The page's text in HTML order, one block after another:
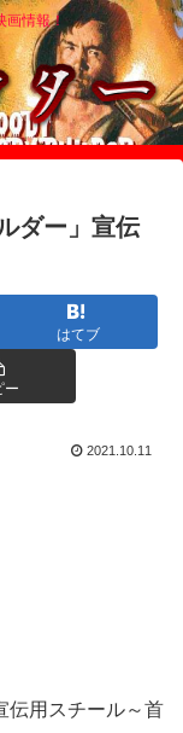
情報！
ダー」宣伝
はてブ
ー
2021.10.11
伝用スチール～首